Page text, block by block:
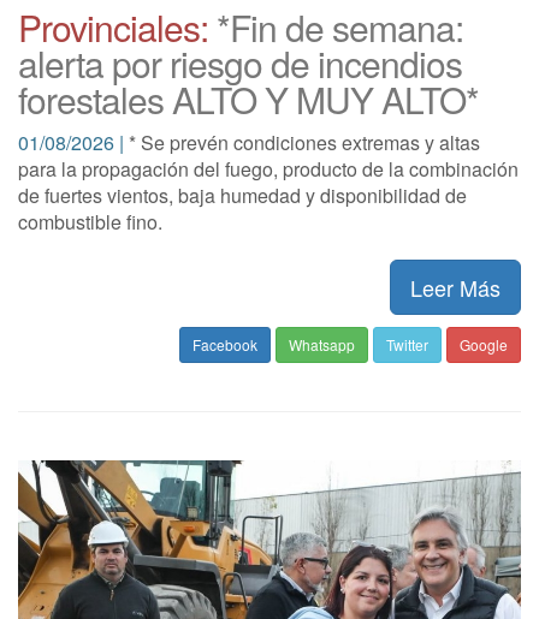
Provinciales: *Fin de semana:
alerta por riesgo de incendios
forestales ALTO Y MUY ALTO*
01/08/2026 | * Se prevén condiciones extremas y altas
para la propagación del fuego, producto de la combinación
de fuertes vientos, baja humedad y disponibilidad de
combustible fino.
Leer Más
Facebook Whatsapp Twitter Google